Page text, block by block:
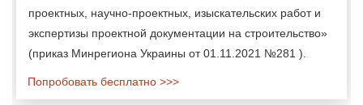
проектных, научно-проектных, изыскательских работ и
экспертизы проектной документации на строительство»
(приказ Минрегиона Украины от 01.11.2021 №281 ).
Попробовать бесплатно >>>